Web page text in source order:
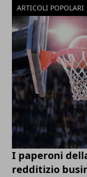
ARTICOLI POPOLARI
I paperoni
redditizio